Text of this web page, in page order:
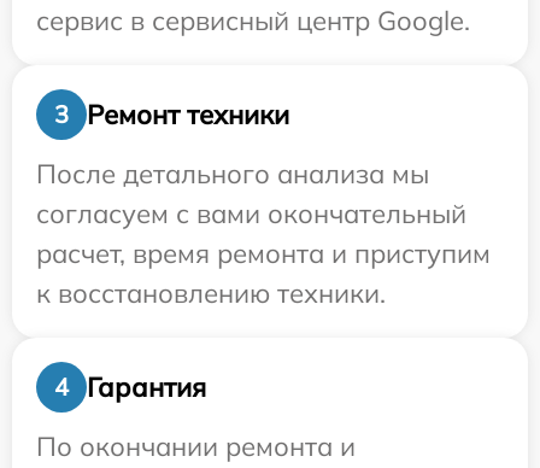
сервис в сервисный центр Google.
3
Ремонт техники
После детального анализа мы
согласуем с вами окончательный
расчет, время ремонта и приступим
к восстановлению техники.
4
Гарантия
По окончании ремонта и